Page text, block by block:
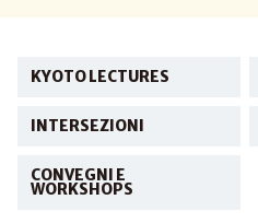
KYOTO LECTURES
INTERSEZIONI
CONVEGNI E
WORKSHOPS